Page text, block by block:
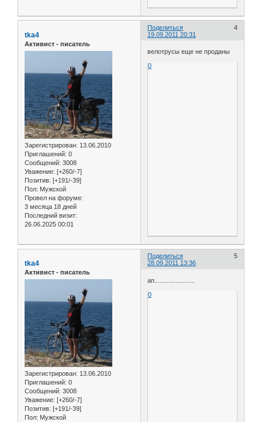
Поделиться
4
19.09.2011 20:31
tka4
Активист - писатель
Зарегистрирован: 13.06.2010
Приглашений: 0
Сообщений: 3008
Уважение: [+260/-7]
Позитив: [+191/-39]
Пол: Мужской
Провел на форуме:
3 месяца 18 дней
Последний визит:
26.06.2025 00:01
велотрусы еще не проданы
0
Поделиться
5
28.09.2011 13:36
tka4
Активист - писатель
Зарегистрирован: 13.06.2010
Приглашений: 0
Сообщений: 3008
Уважение: [+260/-7]
Позитив: [+191/-39]
Пол: Мужской
ап.......................
0